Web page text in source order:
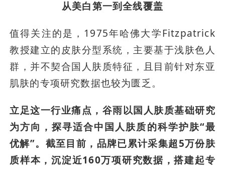
从美白第一到全线覆盖
值得关注的是，1975年哈佛大学Fitzpatrick
教授建立的皮肤分型系统，主要基于浅肤色人
群，并不契合国人肤质特征，且目前针对东亚
肌肤的专项研究数据也较为匮乏。
立足这一行业痛点，谷雨以国人肤质基础研究
为方向，探寻适合中国人肤质的科学护肤“最
优解”。截至目前，品牌已累计采集超5万份肤
质样本，沉淀近160万项研究数据，搭建起专